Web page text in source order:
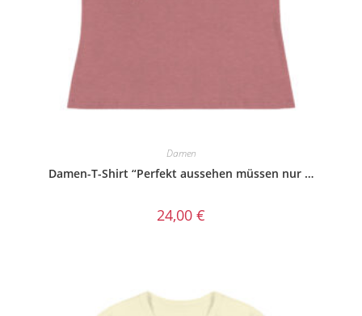
Damen
Damen-T-Shirt “Perfekt aussehen müssen nur …
24,00 €